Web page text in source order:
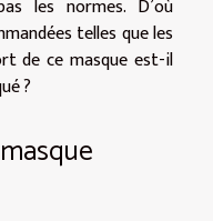
les normes. D’où
telles que les
de ce masque est-il
?